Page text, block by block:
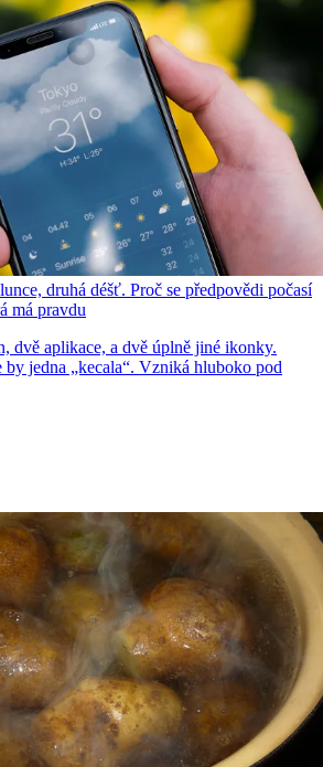
druhá déšť. Proč se předpovědi počasí
má pravdu
dvě aplikace, a dvě úplně jiné ikonky.
jedna „kecala“. Vzniká hluboko pod